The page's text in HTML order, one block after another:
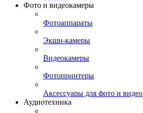
Фото и видеокамеры
Фотоаппараты
Экшн-камеры
Видеокамеры
Фотопринтеры
Аксессуары для фото и видео
Аудиотехника